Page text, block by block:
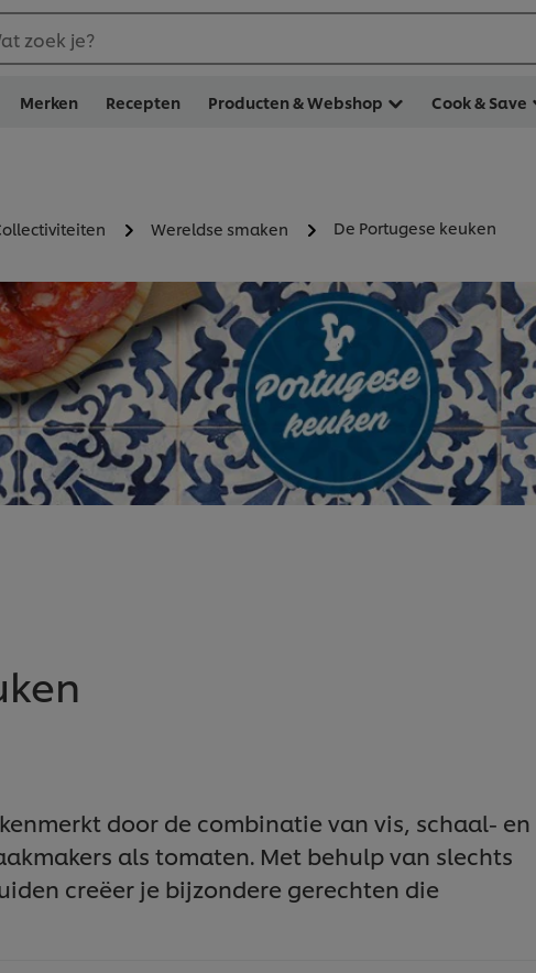
zoek je?
Merken Recepten Producten & Webshop Cook & Save
Wereldse smaken De Portugese keuken
door de combinatie van vis, schaal- en
als tomaten. Met behulp van slechts
creëer je bijzondere gerechten die